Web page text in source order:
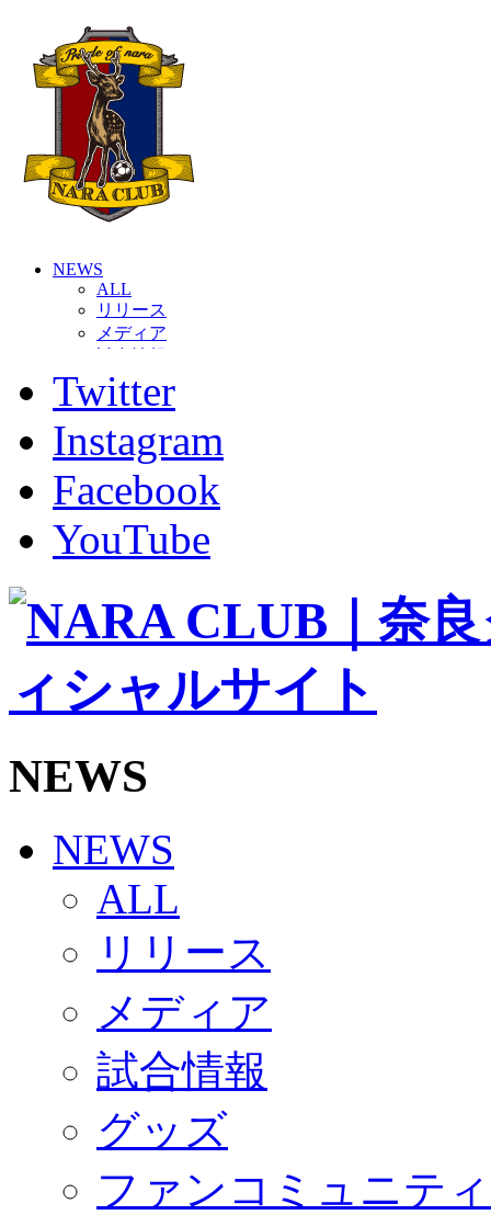
NEWS
ALL
リリース
メディア
グッズ
ファンコミュニティ
ホームタウン
コラム
その他
TEAM
2026/27トップチーム
2026/27トップチームスタッフ
バモス
チアダンススクール
ボランティアチーム「volundeer」
ビクトリーロード
HOMEGAME
観戦ルール＆マナー
Jリーグ運営管理規定
写真・動画使用ガイドライン
SCHEDULE
2026/27
練習見学時のファンサービスについて
TICKET
奈良クラブ明治安田J3リーグ2026/27シーズン試
奈良クラブ明治安田Ｊ3リーグ 2026/27シーズン「
観戦ルール＆マナー
2026/27ファンコミュニティ
サポートショップ
GOODS
オフィシャルストア（実店舗）
オンラインストア
ACADEMY
アカデミーについて
コーチ&スタッフ
ジュニア
Twitter
Instagram
Facebook
YouTube
NEWS
NEWS
ALL
リリース
メディア
試合情報
グッズ
ファンコミュニティ